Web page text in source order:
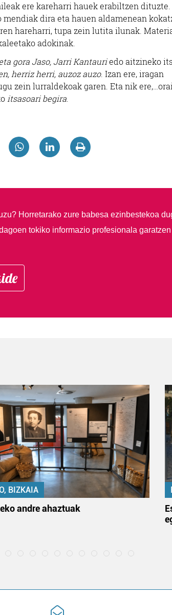
ere kareharri hauek erabiltzen dituzte.
dira eta hauen aldamenean
hareharri, tupa zein lutita ilunak.
adokinak.
gora Jaso, Jarri Kantauriedo aitzineko
herriz herri, auzoz auzo. Izan ere, iragan
zein lurraldekoak garen. Eta nik
itsasoari begira
Horretarako zure babesa ezinbestekoa
tokiko informazio profesionala garatzen
BIZKAIA
andre ahaztuak